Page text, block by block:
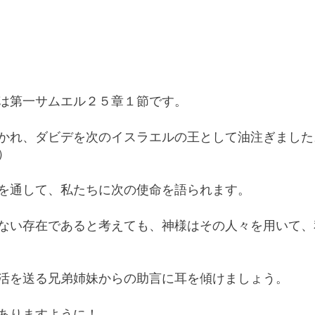
第一サムエル２５章１節です。
れ、ダビデを次のイスラエルの王として油注ぎまし
通して、私たちに次の使命を語られます。
い存在であると考えても、神様はその人々を用いて
を送る兄弟姉妹からの助言に耳を傾けましょう。